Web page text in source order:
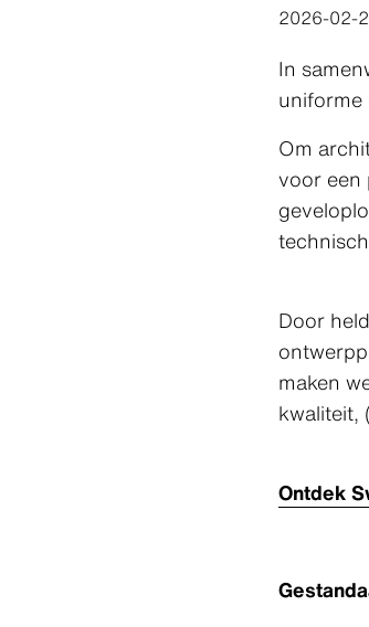
2026-02-
In
uniforme
Om
voor een
Door
maken
kwaliteit,
Ontdek